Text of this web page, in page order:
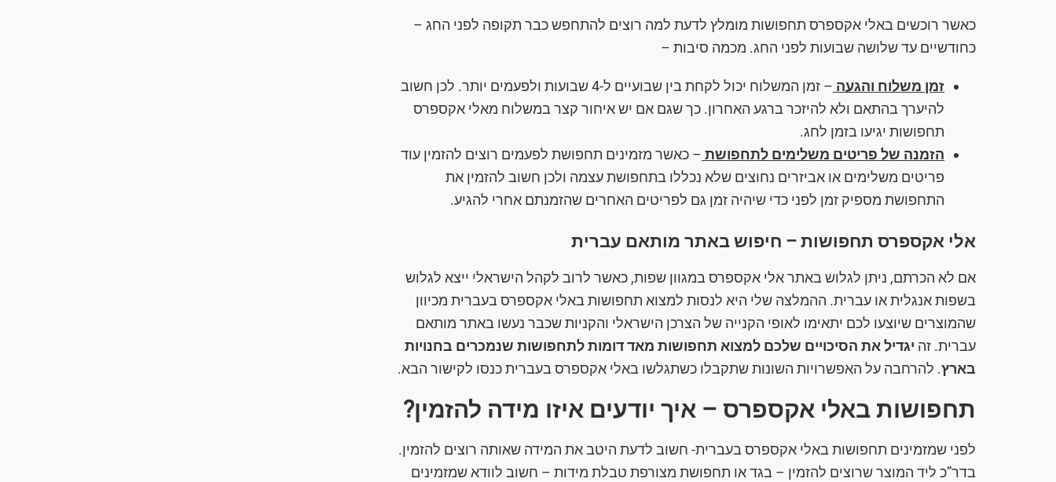
כאשר רוכשים באלי אקספרס תחפושות מומלץ לדעת למה רוצים להתחפש כבר תקופה לפני החג –
כחודשיים עד שלושה שבועות לפני החג. מכמה סיבות –
זמן משלוח והגעה
– זמן המשלוח יכול לקחת בין שבועיים ל-4 שבועות ולפעמים יותר. לכן חשוב
להיערך בהתאם ולא להיזכר ברגע האחרון. כך שגם אם יש איחור קצר במשלוח מאלי אקספרס
תחפושות יגיעו בזמן לחג.
הזמנה של פריטים משלימים לתחפושת – כאשר מזמינים תחפושת לפעמים רוצים להזמין עוד
פריטים משלימים או אביזרים נחוצים שלא נכללו בתחפושת עצמה ולכן חשוב להזמין את
התחפושת מספיק זמן לפני כדי שיהיה זמן גם לפריטים האחרים שהזמנתם אחרי להגיע.
אלי אקספרס תחפושות – חיפוש באתר מותאם עברית
אם לא הכרתם, ניתן לגלוש באתר אלי אקספרס במגוון שפות, כאשר לרוב לקהל הישראלי ייצא לגלוש
בשפות אנגלית או עברית. ההמלצה שלי היא לנסות למצוא תחפושות באלי אקספרס בעברית מכיוון
שהמוצרים שיוצעו לכם יתאימו לאופי הקנייה של הצרכן הישראלי והקניות שכבר נעשו באתר מותאם
עברית. זה יגדיל את הסיכויים שלכם למצוא תחפושות מאד דומות לתחפושות שנמכרים בחנויות
בארץ. להרחבה על האפשרויות השונות שתקבלו כשתגלשו באלי אקספרס בעברית כנסו לקישור הבא.
תחפושות באלי אקספרס – איך יודעים איזו מידה להזמין?
לפני שמזמינים תחפושות באלי אקספרס בעברית- חשוב לדעת היטב את המידה שאותה רוצים להזמין.
בדר”כ ליד המוצר שרוצים להזמין – בגד או תחפושת מצורפת טבלת מידות – חשוב לוודא שמזמינים